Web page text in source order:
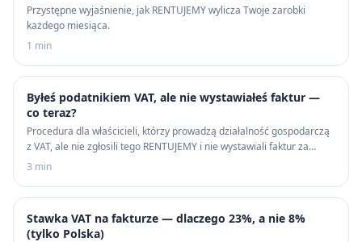
Przystępne wyjaśnienie, jak RENTUJEMY wylicza Twoje zarobki
każdego miesiąca.
1 min
Byłeś podatnikiem VAT, ale nie wystawiałeś faktur —
co teraz?
Procedura dla właścicieli, którzy prowadzą działalność gospodarczą
z VAT, ale nie zgłosili tego RENTUJEMY i nie wystawiali faktur za
wynajem.
3 min
Stawka VAT na fakturze — dlaczego 23%, a nie 8%
(tylko Polska)